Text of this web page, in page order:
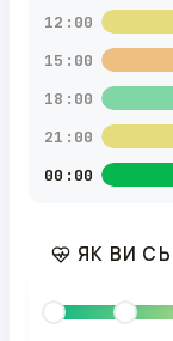
12:00
15:00
18:00
21:00
00:00
ЯК ВИ